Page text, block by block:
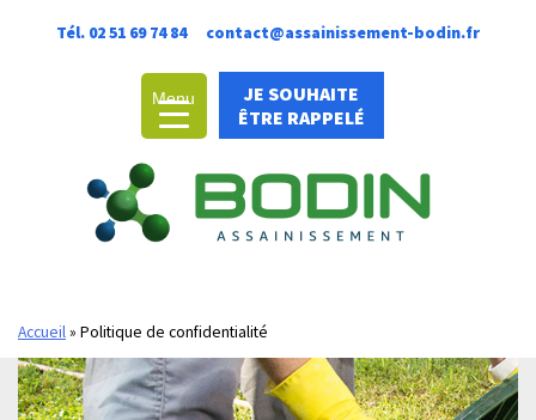
Tél. 02 51 69 74 84 contact@assainissement-bodin.fr
Menu
JE SOUHAITE
ÊTRE RAPPELÉ
Accueil» Politique de confidentialité